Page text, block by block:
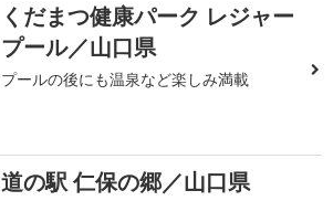
くだまつ健康パーク レジャー
プール／山口県
プールの後にも温泉など楽しみ満載
道の駅 仁保の郷／山口県